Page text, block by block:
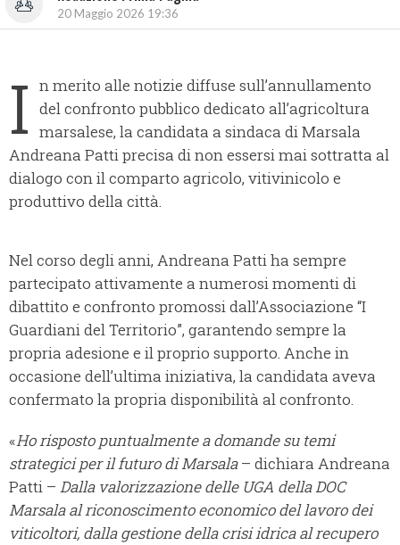
20 Maggio 2026 19:36
I n merito alle notizie diffuse sull’annullamento
del confronto pubblico dedicato all’agricoltura
marsalese, la candidata a sindaca di Marsala
Andreana Patti precisa di non essersi mai sottratta al
dialogo con il comparto agricolo, vitivinicolo e
produttivo della città.
Nel corso degli anni, Andreana Patti ha sempre
partecipato attivamente a numerosi momenti di
dibattito e confronto promossi dall’Associazione “I
Guardiani del Territorio”, garantendo sempre la
propria adesione e il proprio supporto. Anche in
occasione dell’ultima iniziativa, la candidata aveva
confermato la propria disponibilità al confronto.
«Ho risposto puntualmente a domande su temi
strategici per il futuro di Marsala– dichiara Andreana
Patti – Dalla valorizzazione delle UGA della DOC
Marsala al riconoscimento economico del lavoro dei
viticoltori, dalla gestione della crisi idrica al recupero